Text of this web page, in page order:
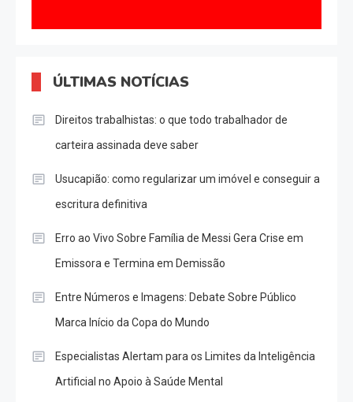
ÚLTIMAS NOTÍCIAS
Direitos trabalhistas: o que todo trabalhador de
carteira assinada deve saber
Usucapião: como regularizar um imóvel e conseguir a
escritura definitiva
Erro ao Vivo Sobre Família de Messi Gera Crise em
Emissora e Termina em Demissão
Entre Números e Imagens: Debate Sobre Público
Marca Início da Copa do Mundo
Especialistas Alertam para os Limites da Inteligência
Artificial no Apoio à Saúde Mental